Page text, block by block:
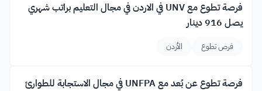
فرصة تطوع مع UNV في الاردن في مجال التعليم براتب شهري
يصل 916 دينار
فرص تطوع الأردن
فرصة تطوع عن بُعد مع UNFPA في مجال الاستجابة للطوارئ